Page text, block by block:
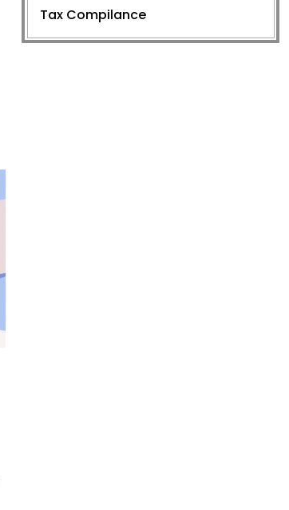
Tax Compilance